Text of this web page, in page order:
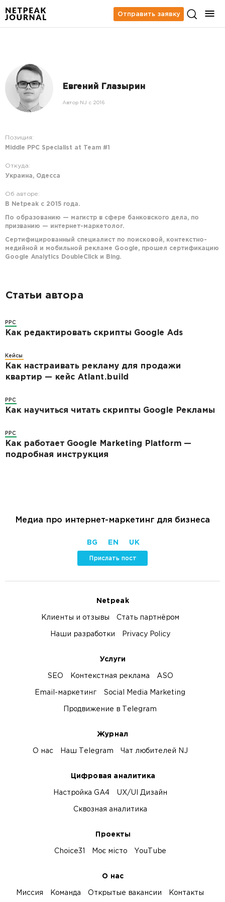
Отправить заявку
Евгений Глазырин
Автор NJ c 2016
Позиция:
Middle PPC Specialist at Team #1
Откуда:
Украина, Одесса
Об авторе:
В Netpeak с 2015 года.
По образованию — магистр в сфере банковского дела, по
призванию — интернет-маркетолог.
Сертифицированный специалист по поисковой, контекстно-
медийной и мобильной рекламе Google, прошел сертификацию
Google Analytics DoubleClick и Bing.
Статьи автора
PPC
Как редактировать скрипты Google Ads
Кейсы
Как настраивать рекламу для продажи
квартир — кейс Atlant.build
PPC
Как научиться читать скрипты Google Рекламы
PPC
Как работает Google Marketing Platform —
подробная инструкция
Медиа про интернет-маркетинг для бизнеса
BG EN UK
Прислать пост
Netpeak
Клиенты и отзывы Стать партнёром
Наши разработки Privacy Policy
Услуги
SEO Контекстная реклама ASO
Email-маркетинг Social Media Marketing
Продвижение в Telegram
Журнал
О нас Наш Telegram Чат любителей NJ
Цифровая аналитика
Настройка GA4 UX/UI Дизайн
Сквозная аналитика
Проекты
Choice31 Моє місто YouTube
О нас
Миссия Команда Открытые вакансии Контакты